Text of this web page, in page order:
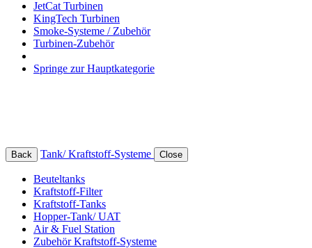
JetCat Turbinen
KingTech Turbinen
Smoke-Systeme / Zubehör
Turbinen-Zubehör
Springe zur Hauptkategorie
Back Tank/ Kraftstoff-Systeme Close
Beuteltanks
Kraftstoff-Filter
Kraftstoff-Tanks
Hopper-Tank/ UAT
Air & Fuel Station
Zubehör Kraftstoff-Systeme